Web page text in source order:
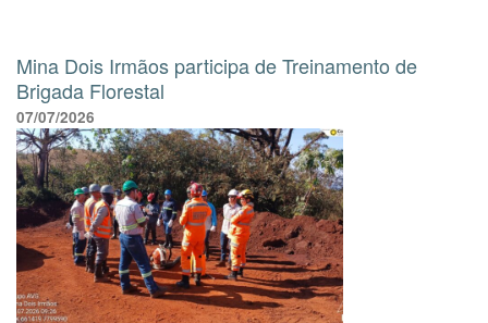
Mina Dois Irmãos participa de Treinamento de
Brigada Florestal
07/07/2026